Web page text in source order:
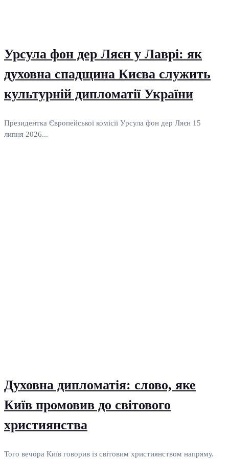
Урсула фон дер Ляєн у Лаврі: як
духовна спадщина Києва служить
культурній дипломатії України
Президентка Європейської комісії Урсула фон дер Ляєн 15
липня 2026...
Духовна дипломатія: слово, яке
Київ промовив до світового
християнства
Того вечора Київ говорив із світовим християнством напряму.